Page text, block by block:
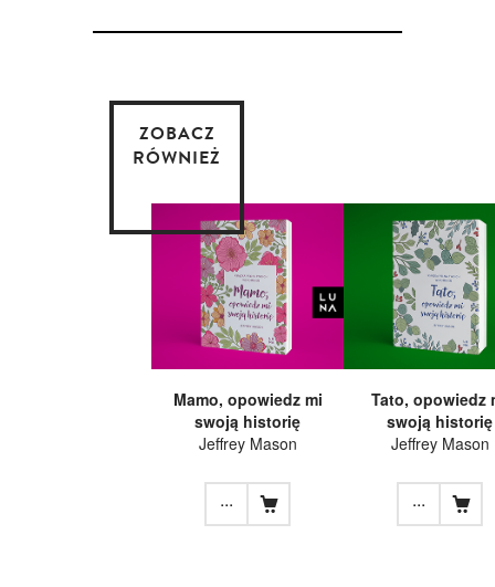
ZOBACZ
RÓWNIEŻ
Mamo, opowiedz mi
swoją historię
Jeffrey Mason
...
Tato, opowiedz
swoją historię
Jeffrey Mason
...